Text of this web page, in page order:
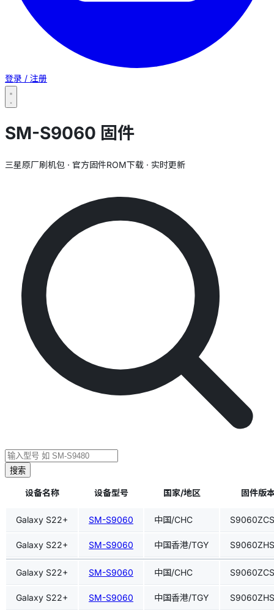
登录 / 注册
SM-S9060 固件
三星原厂刷机包 · 官方固件ROM下载 · 实时更新
搜索
设备名称 设备型号 国家/地区 固件版
Galaxy S22+ SM-S9060 中国/CHC
Galaxy S22+ SM-S9060 中国香港/TGY
Galaxy S22+ SM-S9060 中国/CHC
Galaxy S22+ SM-S9060 中国香港/TGY